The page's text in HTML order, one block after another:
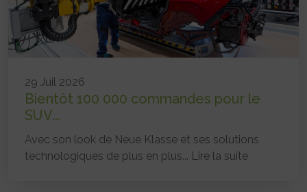
29 Juil 2026
Bientôt 100 000 commandes pour le
SUV...
Avec son look de Neue Klasse et ses solutions
technologiques de plus en plus... Lire la suite